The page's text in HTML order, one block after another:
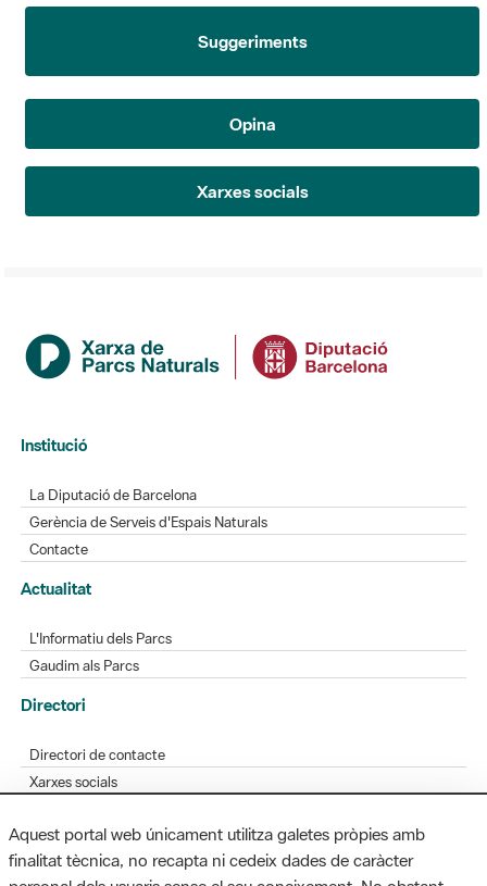
Suggeriments
Opina
Xarxes socials
Institució
La Diputació de Barcelona
Gerència de Serveis d'Espais Naturals
Contacte
Actualitat
L'Informatiu dels Parcs
Gaudim als Parcs
Directori
Directori de contacte
Xarxes socials
Bústia de suggeriments
Opineu sobre els parcs
Aquest portal web únicament utilitza galetes pròpies amb
finalitat tècnica, no recapta ni cedeix dades de caràcter